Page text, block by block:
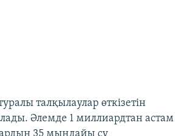
талқылаулар өткізетін
Әлемде 1 миллиардтан астам